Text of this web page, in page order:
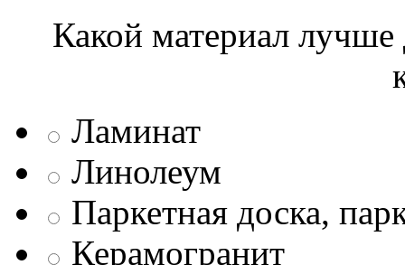
Какой материал
Ламинат
Линолеум
Паркетная доска,
Керамогранит